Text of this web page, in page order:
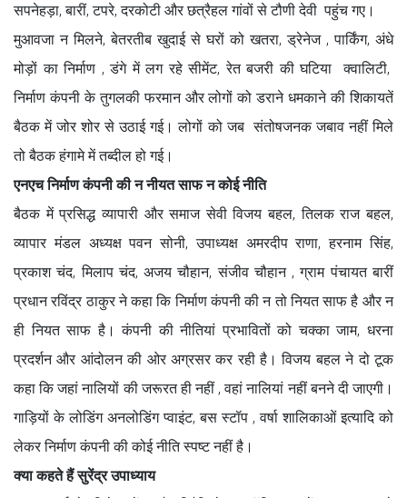
सपनेहड़ा, बारीं, टपरे, दरकोटी और छत्रैहल गांवों से टौणी देवी पहुंच गए।
मुआवजा न मिलने, बेतरतीब खुदाई से घरों को खतरा, ड्रेनेज , पार्किंग, अंधे
मोड़ों का निर्माण , डंगे में लग रहे सीमेंट, रेत बजरी की घटिया क्वालिटी,
निर्माण कंपनी के तुगलकी फरमान और लोगों को डराने धमकाने की शिकायतें
बैठक में जोर शोर से उठाई गई। लोगों को जब संतोषजनक जबाव नहीं मिले
तो बैठक हंगामे में तब्दील हो गई।
एनएच निर्माण कंपनी की न नीयत साफ न कोई नीति
बैठक में प्रसिद्ध व्यापारी और समाज सेवी विजय बहल, तिलक राज बहल,
व्यापार मंडल अध्यक्ष पवन सोनी, उपाध्यक्ष अमरदीप राणा, हरनाम सिंह,
प्रकाश चंद, मिलाप चंद, अजय चौहान, संजीव चौहान , ग्राम पंचायत बारीं
प्रधान रविंद्र ठाकुर ने कहा कि निर्माण कंपनी की न तो नियत साफ है और न
ही नियत साफ है। कंपनी की नीतियां प्रभावितों को चक्का जाम, धरना
प्रदर्शन और आंदोलन की ओर अग्रसर कर रही है। विजय बहल ने दो टूक
कहा कि जहां नालियों की जरूरत ही नहीं , वहां नालियां नहीं बनने दी जाएगी।
गाड़ियों के लोडिंग अनलोडिंग प्वाइंट, बस स्टॉप , वर्षा शालिकाओं इत्यादि को
लेकर निर्माण कंपनी की कोई नीति स्पष्ट नहीं है।
क्या कहते हैं सुरेंद्र उपाध्याय